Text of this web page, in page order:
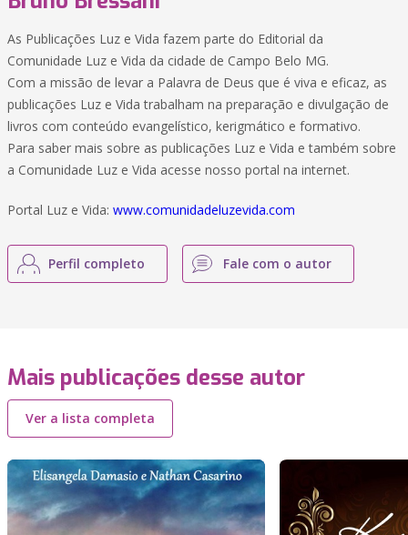
As Publicações Luz e Vida fazem parte do Editorial da
Comunidade Luz e Vida da cidade de Campo Belo MG.
Com a missão de levar a Palavra de Deus que é viva e eficaz, as
publicações Luz e Vida trabalham na preparação e divulgação de
livros com conteúdo evangelístico, kerigmático e formativo.
Para saber mais sobre as publicações Luz e Vida e também sobre
a Comunidade Luz e Vida acesse nosso portal na internet.
Portal Luz e Vida: www.comunidadeluzevida.com
Perfil completo Fale com o autor
Mais publicações desse autor
Ver a lista completa